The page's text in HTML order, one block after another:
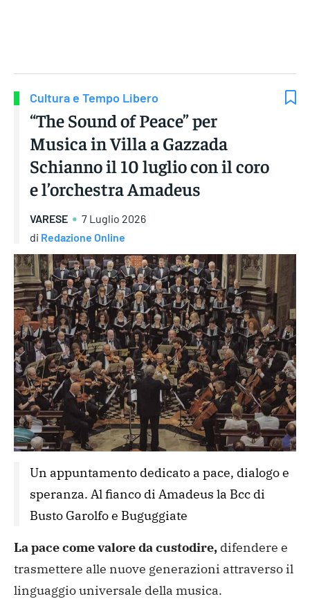
Cultura e Tempo Libero
“The Sound of Peace” per
Musica in Villa a Gazzada
Schianno il 10 luglio con il coro
e l’orchestra Amadeus
VARESE
7 Luglio 2026
di Redazione Online
Un appuntamento dedicato a pace, dialogo e
speranza. Al fianco di Amadeus la Bcc di
Busto Garolfo e Buguggiate
La pace come valore da custodire, difendere e
trasmettere alle nuove generazioni attraverso il
linguaggio universale della musica.